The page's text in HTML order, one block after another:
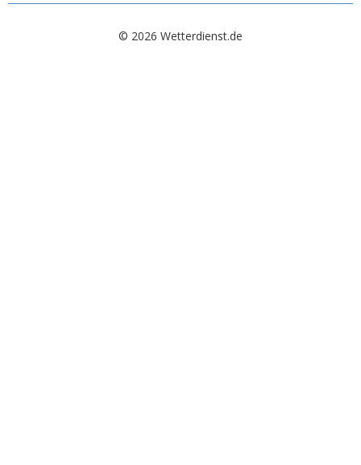
© 2026 Wetterdienst.de